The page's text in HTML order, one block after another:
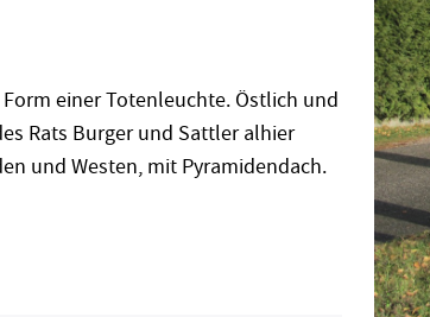
einer Totenleuchte. Östlich und
Rats Burger und Sattler alhier
und Westen, mit Pyramidendach.